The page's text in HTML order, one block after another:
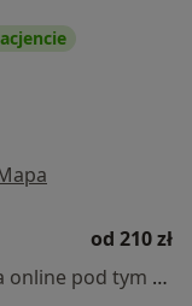
od 210 zł
Specjalista nie oferuje umawiania online pod tym adresem.